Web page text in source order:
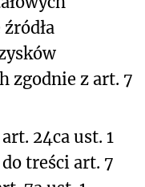
zgodnie z art. 7
24ca ust. 1
treści art. 7